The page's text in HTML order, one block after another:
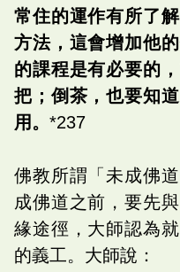
常住的運作有所了
方法，這會增加他
的課程是有必要的
把；倒茶，也要知
用。 *237
佛教所謂「未成佛
成佛道之前，要先
緣途徑，大師認為
的義工。大師說：